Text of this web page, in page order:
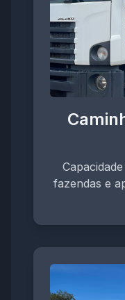
fazendas e